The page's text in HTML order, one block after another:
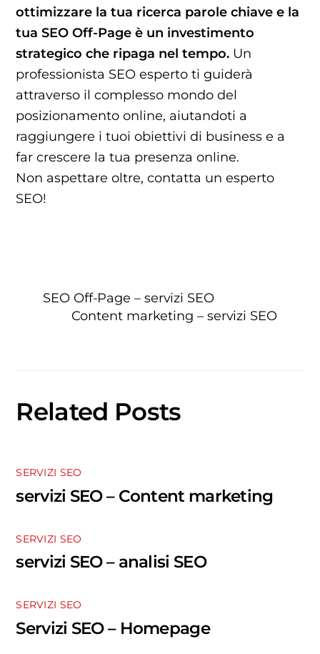
ottimizzare la tua ricerca parole chiave e la
tua SEO Off-Page è un investimento
strategico che ripaga nel tempo. Un
professionista SEO esperto ti guiderà
attraverso il complesso mondo del
posizionamento online, aiutandoti a
raggiungere i tuoi obiettivi di business e a
far crescere la tua presenza online.
Non aspettare oltre, contatta un esperto
SEO!
SEO Off-Page – servizi SEO
Content marketing – servizi SEO
Related Posts
SERVIZI SEO
servizi SEO – Content marketing
SERVIZI SEO
servizi SEO – analisi SEO
SERVIZI SEO
Servizi SEO – Homepage